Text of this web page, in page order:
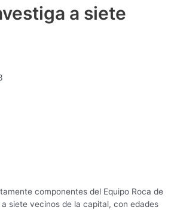
a siete
componentes del Equipo Roca de
siete vecinos de la capital, con edades